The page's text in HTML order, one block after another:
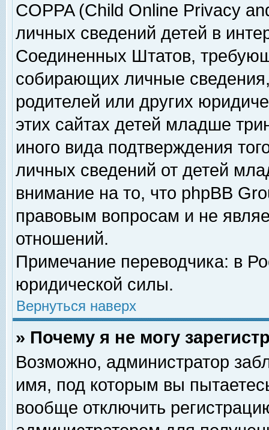
COPPA (Child Online Privacy
личных сведений детей в
Соединенных Штатов,
собирающих личные
родителей или других
этих сайтах детей младше
иного вида подтверждения
личных сведений от детей
внимание на то, что phpBB
правовым вопросам и не
отношений.
Примечание переводчика: в
юридической силы.
Вернуться наверх
» Почему я не могу
Возможно, администратор
имя, под которым вы
вообще отключить